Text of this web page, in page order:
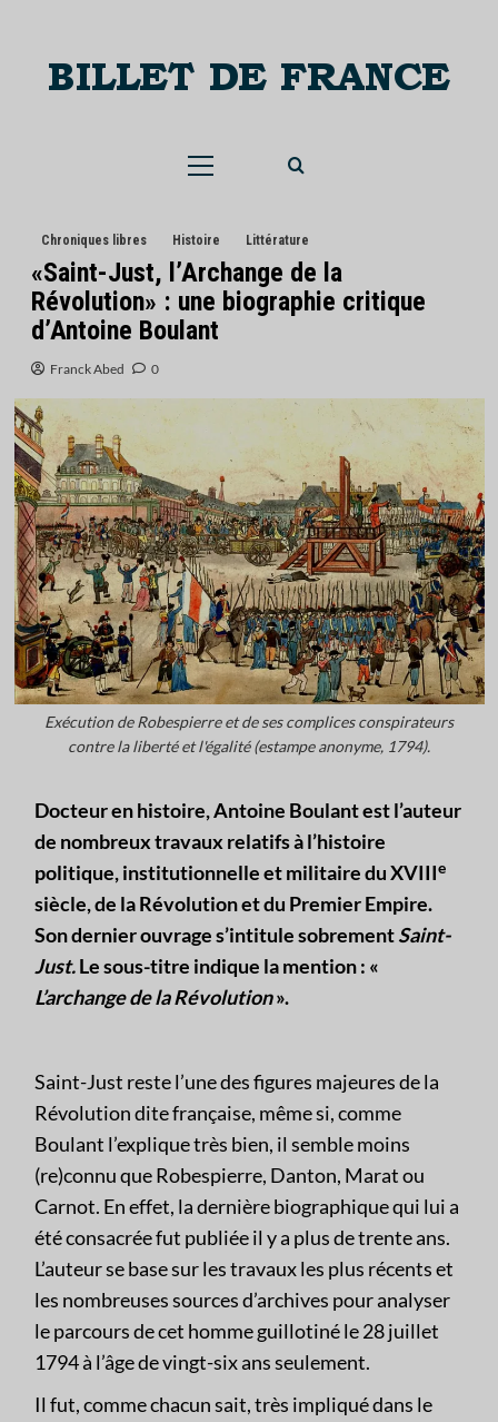
content
Menu
Chroniques libres Histoire Littérature
«Saint-Just, l’Archange de la
Révolution» : une biographie critique
d’Antoine Boulant
Franck Abed 0
Exécution de Robespierre et de ses complices conspirateurs
contre la liberté et l'égalité (estampe anonyme, 1794).
Docteur en histoire, Antoine Boulant est l’auteur
de nombreux travaux relatifs à l’histoire
politique, institutionnelle et militaire du XVIIIe
siècle, de la Révolution et du Premier Empire.
Son dernier ouvrage s’intitule sobrementSaint-
Just.Le sous-titre indique la mention : «
L’archange de la Révolution».
Saint-Just reste l’une des figures majeures de la
Révolution dite française, même si, comme
Boulant l’explique très bien, il semble moins
(re)connu que Robespierre, Danton, Marat ou
Carnot. En effet, la dernière biographique qui lui a
été consacrée fut publiée il y a plus de trente ans.
L’auteur se base sur les travaux les plus récents et
les nombreuses sources d’archives pour analyser
le parcours de cet homme guillotiné le 28 juillet
1794 à l’âge de vingt-six ans seulement.
Il fut, comme chacun sait, très impliqué dans le